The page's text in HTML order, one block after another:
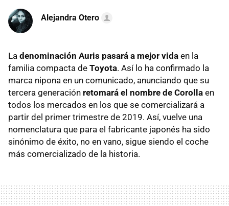
Alejandra Otero
La denominación Auris pasará a mejor vida en la
familia compacta de Toyota. Así lo ha confirmado la
marca nipona en un comunicado, anunciando que su
tercera generación retomará el nombre de Corolla en
todos los mercados en los que se comercializará a
partir del primer trimestre de 2019. Así, vuelve una
nomenclatura que para el fabricante japonés ha sido
sinónimo de éxito, no en vano, sigue siendo el coche
más comercializado de la historia.